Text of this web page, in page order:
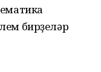
бирҙеләр